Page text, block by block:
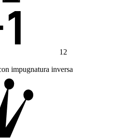
12
impugnatura inversa